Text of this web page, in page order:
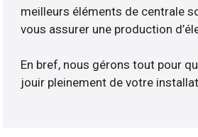
meilleurs éléments de centrale
vous assurer une production
En bref, nous gérons tout pour
jouir pleinement de votre